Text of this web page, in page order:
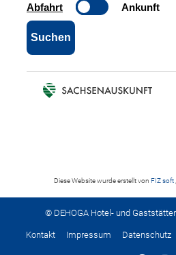
Diese Website wurde erstellt von FIZ soft
© DEHOGA Hotel- und
Kontakt Impressum Datenschutz